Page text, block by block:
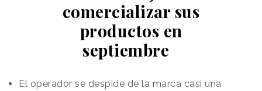
comercializar sus
productos en
septiembre
El operador se despide de la marca casi una